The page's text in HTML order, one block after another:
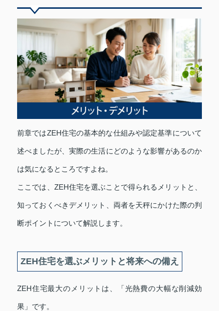
前章ではZEH住宅の基本的な仕組みや認定基準について
述べましたが、実際の生活にどのような影響があるのか
は気になるところですよね。
ここでは、ZEH住宅を選ぶことで得られるメリットと、
知っておくべきデメリット、両者を天秤にかけた際の判
断ポイントについて解説します。
ZEH住宅を選ぶメリットと将来への備え
ZEH住宅最大のメリットは、「光熱費の大幅な削減効
果」です。